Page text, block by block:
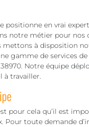
positionne en vrai
notre métier pour nos
mettons à disposition
gamme de services
Notre équipe
à travailler.
pour cela qu’il est
Pour toute demande